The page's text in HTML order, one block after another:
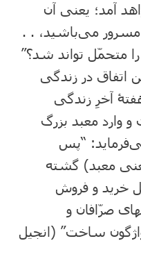
آمد؛ یعنی آن
می‌باشید، . .
متحمّل تواند شد؟”
۳: ‏۱-‏۲). همین اتفاق در زندگی
آخرِ زندگی
وارد معبد بزرگ
“پس
معبد) گشته
خرید و فروش
صرّافان و
ساخت” (انجیل